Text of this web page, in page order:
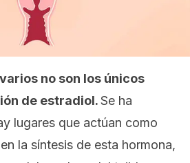
no son los únicos
de estradiol.Se ha
lugares que actúan como
la síntesis de esta hormona,